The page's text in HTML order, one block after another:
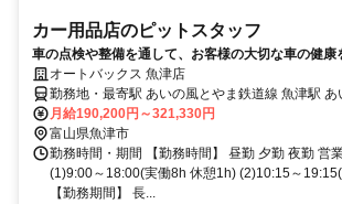
カー用品店のピットスタッフ
車の点検や整備を通して、お客様の大切な車の健康
なカーライフをサポートするお仕事です
オートバックス 魚津店
勤務地・最寄駅 あいの風とやま鉄道線 魚津駅 あ
津駅から車5分
月給190,200円～321,330円
富山県魚津市
勤務時間・期間 【勤務時間】 昼勤 夕勤 夜勤 営
(1)9:00～18:00(実働8h 休憩1h) (2)10:15～
【勤務期間】 長...